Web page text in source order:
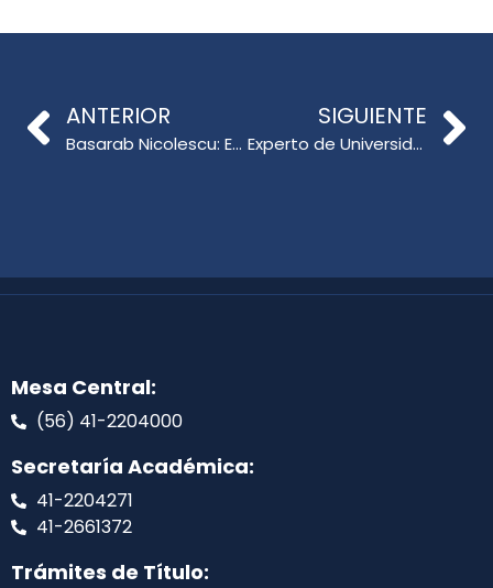
ANTERIOR
Basarab Nicolescu: Experto en transdisciplinariedad visita la Facultad
SIGUIENTE
Experto de Universidad de St. Cloud dicta Curso-Taller para directivos
Mesa Central:
(56) 41-2204000
Secretaría Académica:
41-2204271
41-2661372
Trámites de Título: